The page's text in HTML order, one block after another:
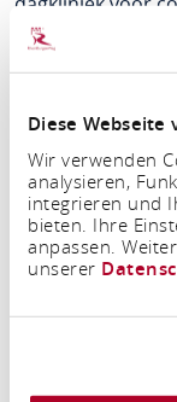
Diese Webseite
Wir verwenden
analysieren,
integrieren und
bieten. Ihre
anpassen.
unserer
of werknemers in
Periode